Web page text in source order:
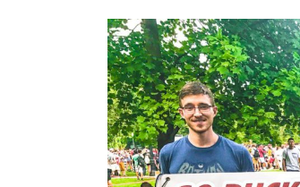
孔
子
之
名》〉